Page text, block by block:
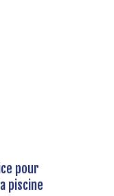
pour
piscine